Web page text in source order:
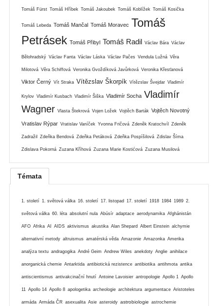
Tomáš Fürst Tomáš Hříbek Tomáš Jakoubek Tomáš Koblížek Tomáš Kosička
Tomáš Lebeda Tomáš Mančal Tomáš Moravec Tomáš
Petrásek Tomáš Přibyl Tomáš Radil Václav Bára Václav
Bělohradský Václav Fanta Václav Láska Václav Pačes Vendula Lužná Věra
Milotová Věra Schiffová Veronika Gvoždíková Javůrková Veronika Křesťanová
Viktor Černý Vít Straka Vítězslav Škorpík Vítězslav Švejdar Vladimír
Krylov Vladimír Kusbach Vladimír Šiška Vladimír Socha Vladimír
Wagner Vlasta Štekrová Vojen Ložek Vojtěch Barták Vojtěch Novotný
Vratislav Rýpar Vratislav Vaníček Yvonna Fričová Zdeněk Kratochvíl Zdeněk
Zadražil Zdeňka Bendová Zdeňka Petáková Zdeňka Pospíšilová Zdislav Šíma
Zdislava Pokorná Zuzana Kříhová Zuzana Marie Kostićová Zuzana Musilová
Témata
1. století 1. světová válka 16. století 17. listopad 17. století 1918 1984 1989 2.
světová válka 60. léta absolutní nula Abúsír adaptace aerodynamika Afghánistán
AFO Afrika AI AIDS aktivismus akustika Alan Shepard Albert Einstein alchymie
alternativní metody altruismus amatérská věda Amazonie Amazonka Amerika
analýza textu andragogika André Geim Andrew Wiles anekdoty Anglie anihilace
anorganická chemie Antarktida antibiotická rezistence antibiotika antihmota antika
antiscientismus antivakcinační hnutí Antoine Lavoisier antropologie Apollo 1 Apollo
11 Apollo 14 Apollo 8 apologetika archeologie architektura argumentace Aristoteles
armáda Armáda ČR asexualita Asie asteroidy astrobiologie astrochemie